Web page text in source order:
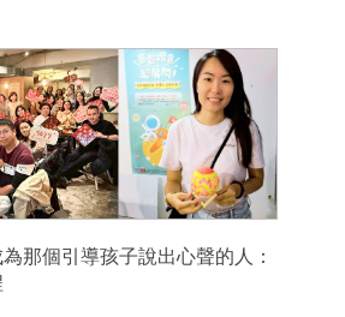
為那個引導孩子說出心聲的人：